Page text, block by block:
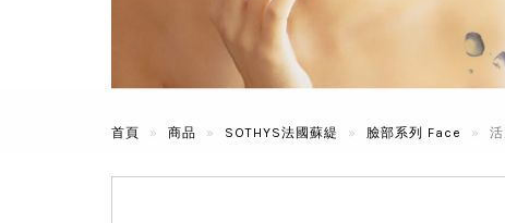
首頁 商品 SOTHYS法國蘇緹 臉部系列 Face